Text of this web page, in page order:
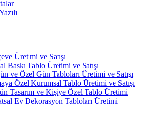
Üretimi ve Satışı
Baskı Tablo Üretimi ve Satışı
ve Özel Gün Tabloları Üretimi ve Satışı
Özel Kurumsal Tablo Üretimi ve Satışı
Tasarım ve Kişiye Özel Tablo Üretimi
Ev Dekorasyon Tabloları Üretimi